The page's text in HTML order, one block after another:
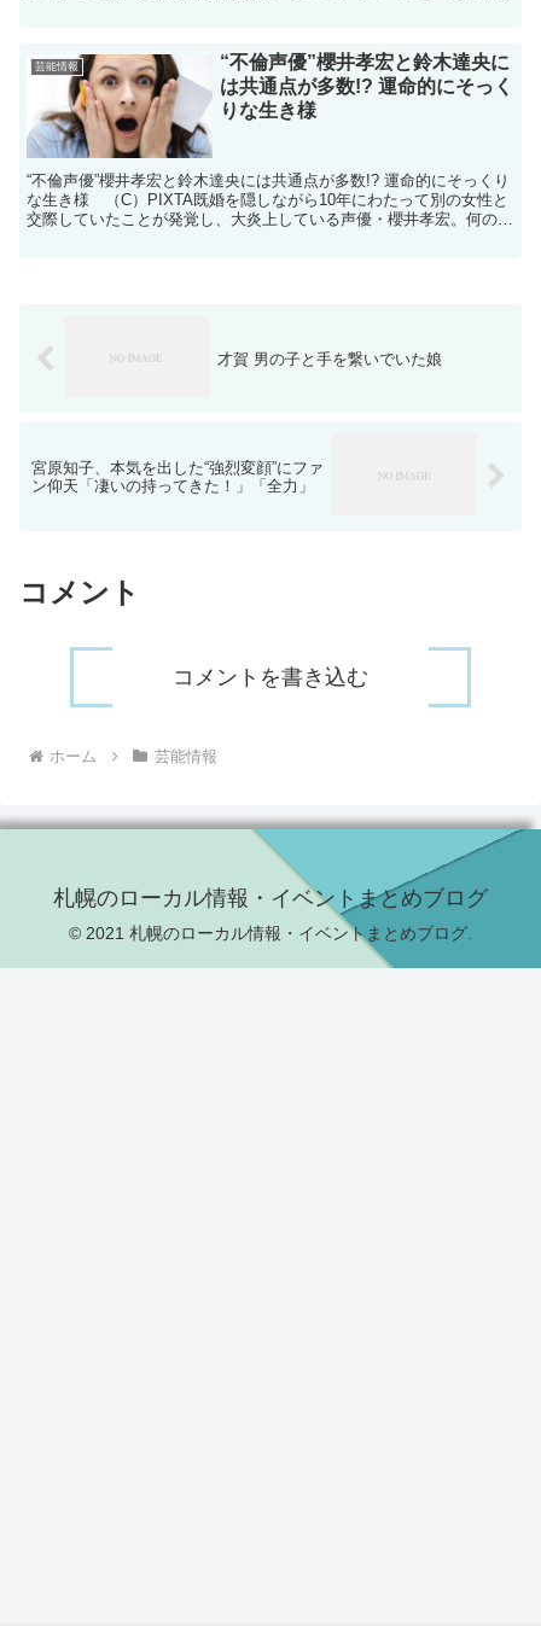
芸能情報
“不倫声優”櫻井孝宏と鈴木達央に
は共通点が多数!? 運命的にそっく
りな生き様
“不倫声優”櫻井孝宏と鈴木達央には共通点が多数!? 運命的にそっくり
な生き様 （C）PIXTA既婚を隠しながら10年にわたって別の女性と
交際していたことが発覚し、大炎上している声優・櫻井孝宏。何の因
才賀 男の子と手を繋いでいた娘
宮原知子、本気を出した“強烈変顔”にファ
ン仰天「凄いの持ってきた！」「全力」
コメント
コメントを書き込む
ホーム 芸能情報
札幌のローカル情報・イベントまとめブログ
© 2021 札幌のローカル情報・イベントまとめブログ.